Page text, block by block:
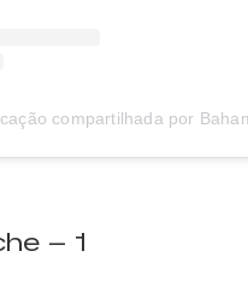
compartilhada por
– 1